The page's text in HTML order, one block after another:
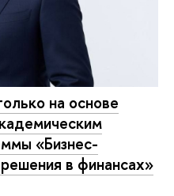
на основе
«Бизнес-
в финансах»